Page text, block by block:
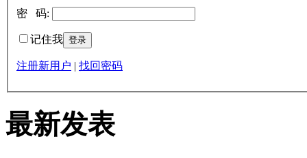
密 码:
记住我
注册新用户 | 找回密码
最新发表